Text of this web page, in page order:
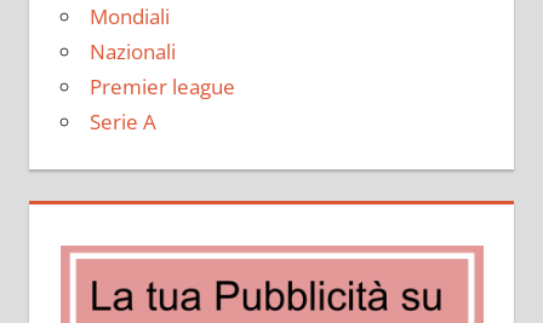
Mondiali
Nazionali
Premier league
Serie A